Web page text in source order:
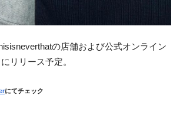
の店舗および公式オンライン
リリース予定。
にてチェック